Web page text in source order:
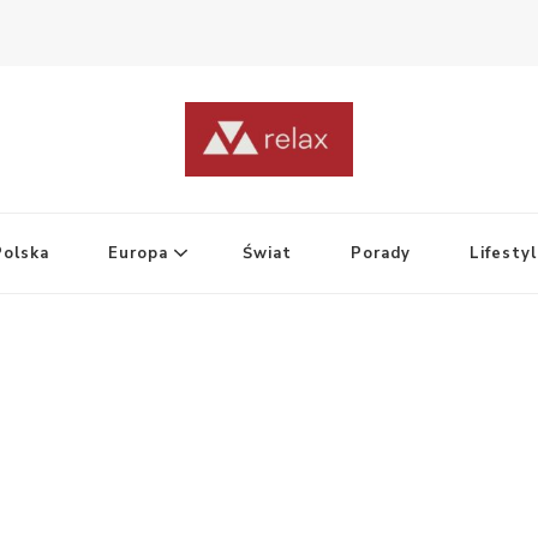
Europa Świat Porady